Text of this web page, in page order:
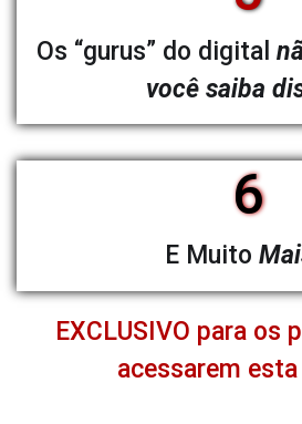
Os “gurus” do digital
você saiba
6
E Muito
EXCLUSIVO para os
acessarem